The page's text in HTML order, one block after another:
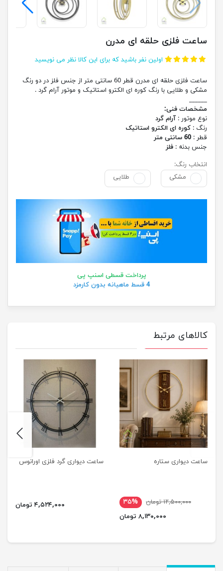
ساعت فلزی حلقه ای مدرن
اولین نفر باشید که برای این کالا نظر می نویسید
ساعت فلزی حلقه ای مدرن قطر 60 سانتی متر از جنس فلز در دو رنگ
مشکی و طلایی با رنگ کوره ای الکترو استاتیک و موتور آرام گرد .
______
مشخصات فنی:
نوع موتور :آرام گرد
رنگ : کوره ای الکترو استاتیک
قطر : 60 سانتی متر
جنس بدنه : فلز
انتخاب رنگ:
مشکی
طلایی
پرداخت قسطی اسنپ پی
4 قسط ماهیانه بدون کارمزد
کالاهای مرتبط
ساعت دیواری ستاره
۱۲,۵۰۰,۰۰۰ تومان
۳۵%
۸,۱۳۰,۰۰۰ تومان
ساعت دیواری گرد فلزی اورانوس
۴,۵۲۴,۰۰۰ تومان
previus